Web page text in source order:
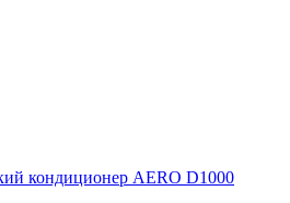
кондиционер AERO D1000